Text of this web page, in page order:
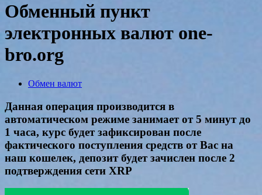
Обменный пункт
электронных валют one-
bro.org
Обмен валют
Данная операция производится в
автоматическом режиме занимает от 5 минут до
1 часа, курс будет зафиксирован после
фактического поступления средств от Вас на
наш кошелек, депозит будет зачислен после 2
подтверждения сети XRP